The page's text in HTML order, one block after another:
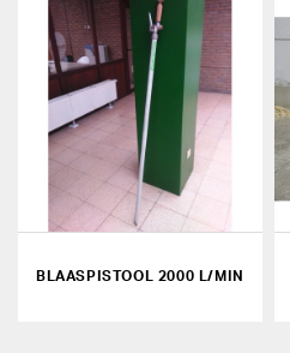
BLAASPISTOOL 2000 L/MIN